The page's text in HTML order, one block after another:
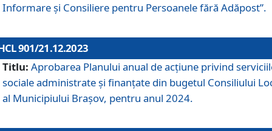
Informare și Consiliere pentru Persoanele fără Adăpost”.
901/21.12.2023
Titlu: Aprobarea Planului anual de acțiune privind
sociale administrate și finanțate din bugetul Consiliului
al Municipiului Brașov, pentru anul 2024.